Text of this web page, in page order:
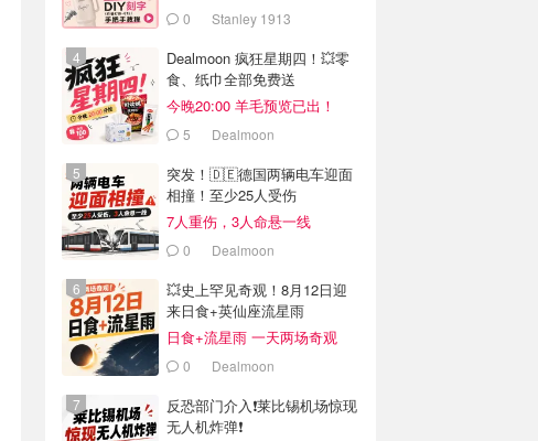
0 Stanley 1913
Dealmoon 疯狂星期四！💥零
食、纸巾全部免费送
今晚20:00 羊毛预览已出！
5 Dealmoon
突发！🇩🇪德国两辆电车迎面
相撞！至少25人受伤
7人重伤，3人命悬一线
0 Dealmoon
💥史上罕见奇观！8月12日迎
来日食+英仙座流星雨
日食+流星雨 一天两场奇观
0 Dealmoon
反恐部门介入❗️莱比锡机场惊现
无人机炸弹❗️